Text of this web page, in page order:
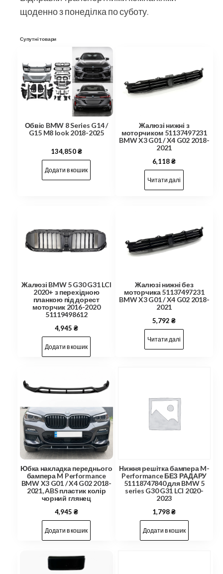
щоденно з понеділка по суботу.
Супутні товари
Обвіс BMW 8 Series G14 /
G15 M8 look 2018-2025
134,850₴
Додати в кошик
Жалюзі нижні з
моторчиком 51137497231
BMW X3 G01 / X4 G02 2018-
2021
6,118₴
Читати далі
Жалюзі BMW 5 G30 G31 LCI
2020+ з перехідною
планкою під дорест
моторчик 2016-2020
51119498612
4,945 ₴
Додати в кошик
Жалюзі нижні без
моторчика 51137497231
BMW X3 G01 / X4 G02 2018-
2021
5,792₴
Читати далі
Юбка накладка переднього
бампера M Performance
BMW X3 G01 / X4 G02 2018-
2021, ABS пластик колір
чорний глянец
4,945 ₴
Додати в кошик
Нижня решітка бампера M-
Performance БЕЗ РАДАРУ
51118747840 для BMW 5
series G30 G31 LCI 2020-
2023
1,798₴
Додати в кошик